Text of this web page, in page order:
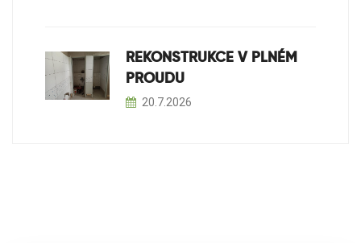
REKONSTRUKCE V PLNÉM
PROUDU
20.7.2026